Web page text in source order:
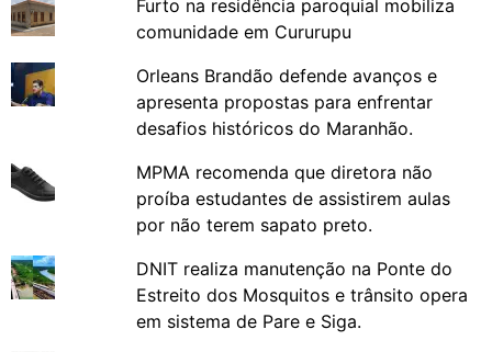
Furto na residência paroquial mobiliza
comunidade em Cururupu
Orleans Brandão defende avanços e
apresenta propostas para enfrentar
desafios históricos do Maranhão.
MPMA recomenda que diretora não
proíba estudantes de assistirem aulas
por não terem sapato preto.
DNIT realiza manutenção na Ponte do
Estreito dos Mosquitos e trânsito opera
em sistema de Pare e Siga.